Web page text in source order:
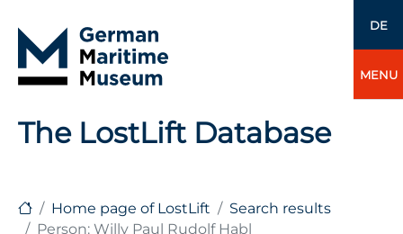
DE
MENU
The LostLift Database
Home page of LostLift
Search results
Person: Willy Paul Rudolf Habl